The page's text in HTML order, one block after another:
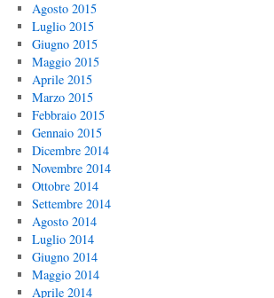
Agosto 2015
Luglio 2015
Giugno 2015
Maggio 2015
Aprile 2015
Marzo 2015
Febbraio 2015
Gennaio 2015
Dicembre 2014
Novembre 2014
Ottobre 2014
Settembre 2014
Agosto 2014
Luglio 2014
Giugno 2014
Maggio 2014
Aprile 2014